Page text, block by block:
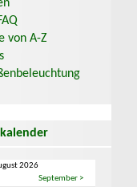
von A-Z
2026
September >